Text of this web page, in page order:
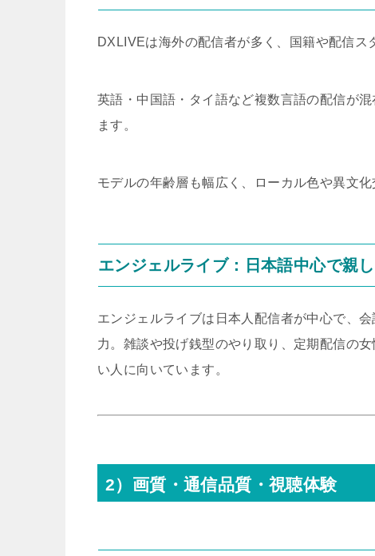
DXLIVEは海外の配信者が多く、国籍や配信ス
英語・中国語・タイ語など複数言語の配信が
ます。
モデルの年齢層も幅広く、ローカル色や異文
エンジェルライブ：日本語中心で親
エンジェルライブは日本人配信者が中心で、
力。雑談や投げ銭型のやり取り、定期配信の
い人に向いています。
2）画質・通信品質・視聴体験